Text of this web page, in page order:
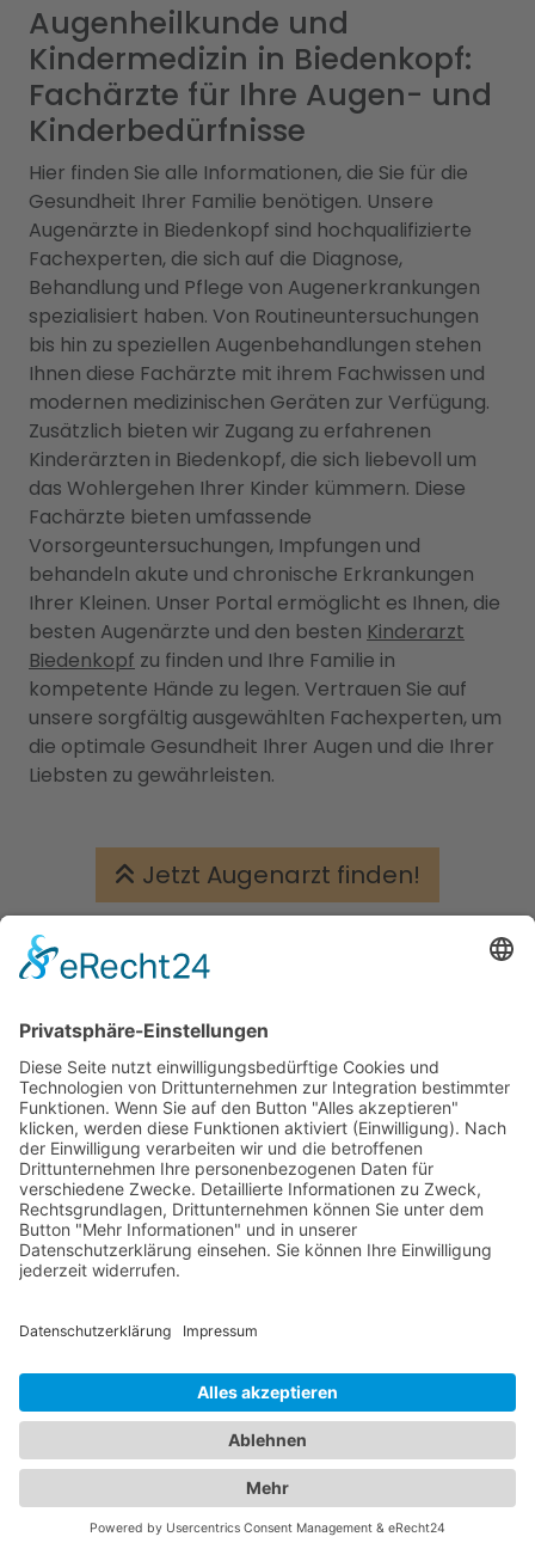
Augenheilkunde und
Kindermedizin in Biedenkopf:
Fachärzte für Ihre Augen- und
Kinderbedürfnisse
Hier finden Sie alle Informationen, die Sie für die
Gesundheit Ihrer Familie benötigen. Unsere
Augenärzte in Biedenkopf sind hochqualifizierte
Fachexperten, die sich auf die Diagnose,
Behandlung und Pflege von Augenerkrankungen
spezialisiert haben. Von Routineuntersuchungen
bis hin zu speziellen Augenbehandlungen stehen
Ihnen diese Fachärzte mit ihrem Fachwissen und
modernen medizinischen Geräten zur Verfügung.
Zusätzlich bieten wir Zugang zu erfahrenen
Kinderärzten in Biedenkopf, die sich liebevoll um
das Wohlergehen Ihrer Kinder kümmern. Diese
Fachärzte bieten umfassende
Vorsorgeuntersuchungen, Impfungen und
behandeln akute und chronische Erkrankungen
Ihrer Kleinen. Unser Portal ermöglicht es Ihnen, die
besten Augenärzte und den besten Kinderarzt
Biedenkopf zu finden und Ihre Familie in
kompetente Hände zu legen. Vertrauen Sie auf
unsere sorgfältig ausgewählten Fachexperten, um
die optimale Gesundheit Ihrer Augen und die Ihrer
Liebsten zu gewährleisten.
Jetzt Augenarzt finden!
Das ist nah!
Branchenbuch
Kontakt & Hilfe
Für Unternehmen
Unternehmen hinzufügen
Anzeigenschaltung
Rechtliches
Cookie-Einstellungen
Beliebte Kategorien
Handwerker
Autovermietung